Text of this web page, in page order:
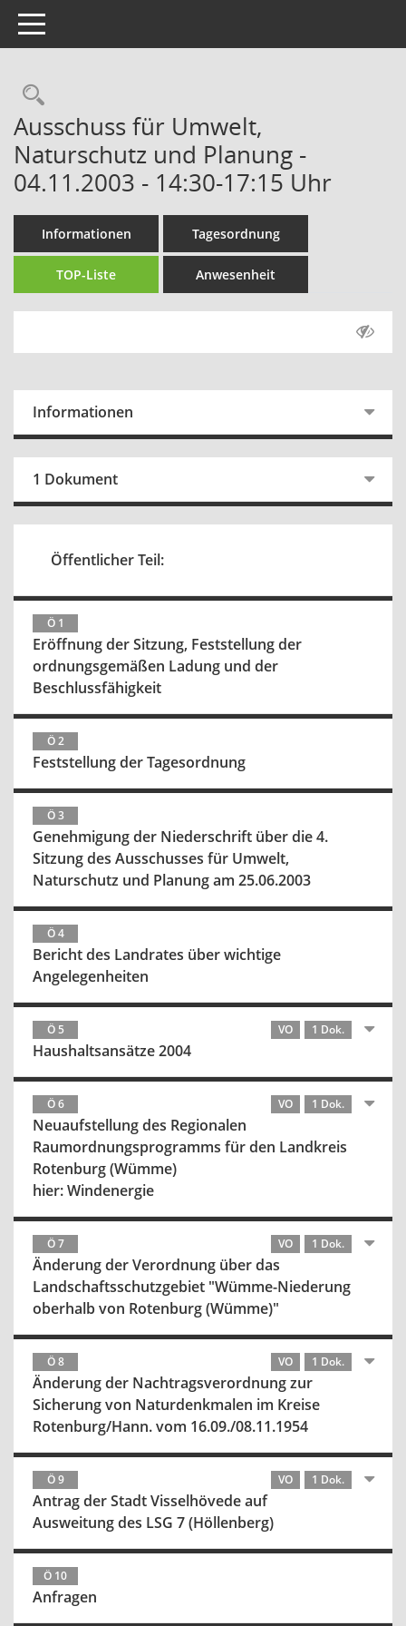
Toggle navigation
Rechercheauswahl
Ausschuss für Umwelt,
Naturschutz und Planung -
04.11.2003 - 14:30-17:15 Uhr
Informationen Tagesordnung
TOP-Liste Anwesenheit
Informationen
1 Dokument
Öffentlicher Teil:
Ö 1
Eröffnung der Sitzung, Feststellung der
ordnungsgemäßen Ladung und der
Beschlussfähigkeit
Ö 2
Feststellung der Tagesordnung
Ö 3
Genehmigung der Niederschrift über die 4.
Sitzung des Ausschusses für Umwelt,
Naturschutz und Planung am 25.06.2003
Ö 4
Bericht des Landrates über wichtige
Angelegenheiten
Ö 5 VO 1 Dok.
Haushaltsansätze 2004
Ö 6 VO 1 Dok.
Neuaufstellung des Regionalen
Raumordnungsprogramms für den Landkreis
Rotenburg (Wümme)
hier: Windenergie
Ö 7 VO 1 Dok.
Änderung der Verordnung über das
Landschaftsschutzgebiet "Wümme-Niederung
oberhalb von Rotenburg (Wümme)"
Ö 8 VO 1 Dok.
Änderung der Nachtragsverordnung zur
Sicherung von Naturdenkmalen im Kreise
Rotenburg/Hann. vom 16.09./08.11.1954
Ö 9 VO 1 Dok.
Antrag der Stadt Visselhövede auf
Ausweitung des LSG 7 (Höllenberg)
Ö 10
Anfragen